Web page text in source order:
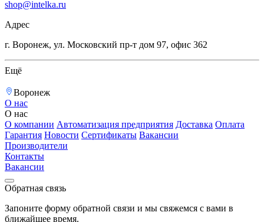
shop@intelka.ru
Адрес
г. Воронеж, ул. Московский пр-т дом 97, офис 362
Ещё
Воронеж
О нас
О нас
О компании Автоматизация предприятия Доставка Оплата
Гарантия Новости Сертификаты Вакансии
Производители
Контакты
Вакансии
Обратная связь
Запоните форму обратной связи и мы свяжемся с вами в
ближайшее время.